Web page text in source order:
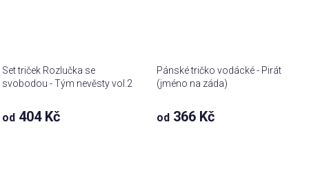
Set triček Rozlučka se
svobodou - Tým nevěsty vol.2
od 404 Kč
Pánské tričko vodácké - Pirát
(jméno na záda)
od 366 Kč